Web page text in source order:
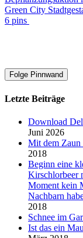
Green City
6 pins
Folge Pinnwand
Letzte Beiträge
Download
Juni 2026
Mit dem
2018
Beginn eine
Kirschlorbeer
Moment kein
Nachbarn
2018
Schnee im
Ist das ein